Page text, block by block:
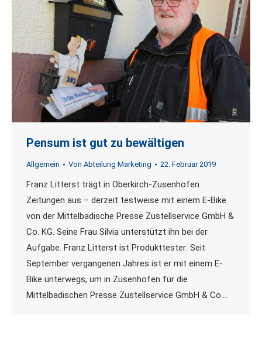
Pensum ist gut zu bewältigen
Allgemein Von Abteilung Marketing 22. Februar 2019
Franz Litterst trägt in Oberkirch-Zusenhofen
Zeitungen aus – derzeit testweise mit einem E-Bike
von der Mittelbadische Presse Zustellservice GmbH &
Co. KG. Seine Frau Silvia unterstützt ihn bei der
Aufgabe. Franz Litterst ist Produkttester: Seit
September vergangenen Jahres ist er mit einem E-
Bike unterwegs, um in Zusenhofen für die
Mittelbadischen Presse Zustellservice GmbH & Co.…